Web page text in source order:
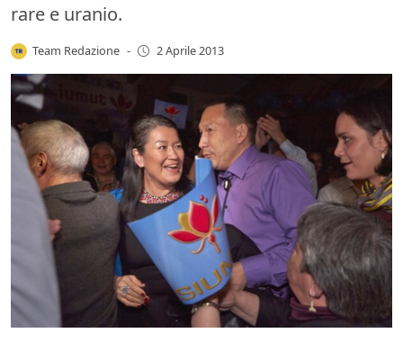
rare e uranio.
Team Redazione - 2 Aprile 2013